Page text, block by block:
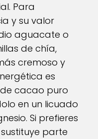
Para
y su valor
aguacate o
de chía,
cremoso y
es
cacao puro
en un licuado
Si prefieres
parte